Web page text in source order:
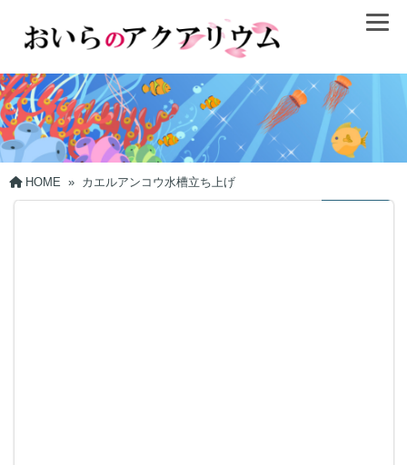
HOME » カエルアンコウ水槽立ち上げ